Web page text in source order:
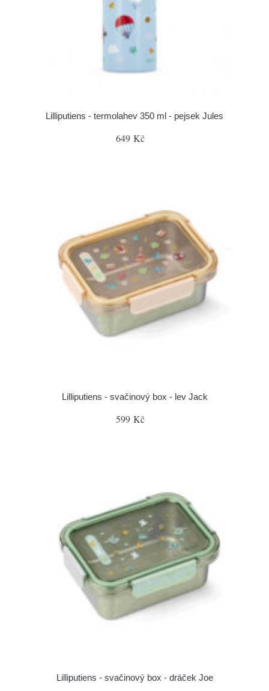
Lilliputiens - termolahev 350 ml - pejsek Jules
649 Kč
Lilliputiens - svačinový box - lev Jack
599 Kč
Lilliputiens - svačinový box - dráček Joe